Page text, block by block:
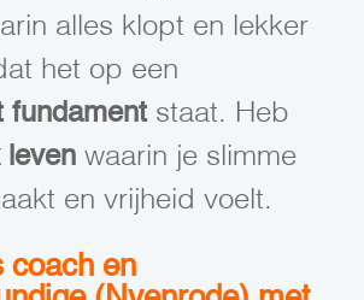
alles klopt en lekker
het op een
fundamentstaat. Heb
levenwaarin je slimme
en vrijheid voelt.
coach en